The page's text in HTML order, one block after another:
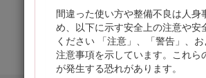
間違った使い方や整備不良は人
め、以下に示す安全上の注意や安
ください 「注意」、「警告」、
注意事項を示しています。これ
が発生する恐れがあります。